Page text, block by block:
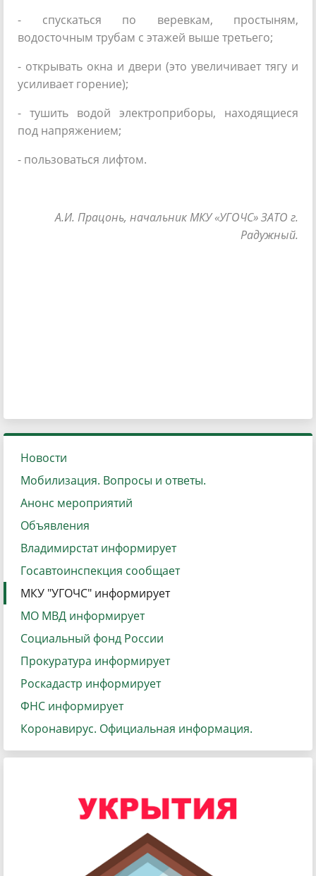
- спускаться по веревкам, простыням,
водосточным трубам с этажей выше третьего;
- открывать окна и двери (это увеличивает тягу и
усиливает горение);
- тушить водой электроприборы, находящиеся
под напряжением;
- пользоваться лифтом.
А.И. Працонь, начальник МКУ «УГОЧС» ЗАТО г.
Радужный.
Новости
Мобилизация. Вопросы и ответы.
Анонс мероприятий
Объявления
Владимирстат информирует
Госавтоинспекция сообщает
МКУ "УГОЧС" информирует
МО МВД информирует
Социальный фонд России
Прокуратура информирует
Роскадастр информирует
ФНС информирует
Коронавирус. Официальная информация.